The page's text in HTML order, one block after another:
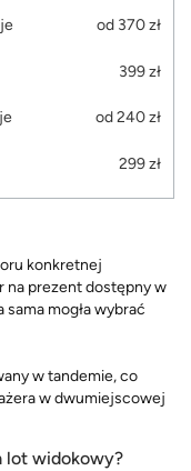
od 370 zł
399 zł
od 240 zł
299 zł
konkretnej
na prezent dostępny w
mogła wybrać
w tandemie, co
w dwumiejscowej
lot widokowy?